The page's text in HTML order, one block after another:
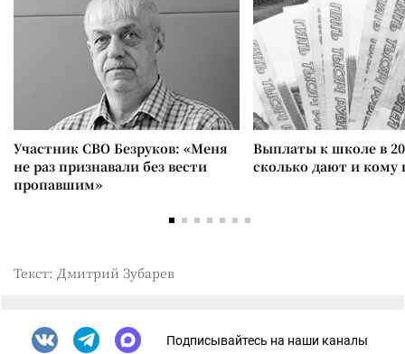
Участник СВО Безруков: «Меня
не раз признавали без вести
пропавшим»
Выплаты к школе в
сколько дают и
Текст: Дмитрий Зубарев
Подписывайтесь на наши каналы